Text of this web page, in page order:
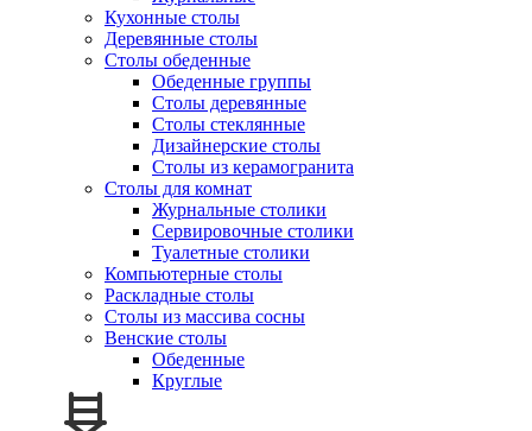
Кухонные столы
Деревянные столы
Столы обеденные
Обеденные группы
Столы деревянные
Столы стеклянные
Дизайнерские столы
Столы из керамогранита
Столы для комнат
Журнальные столики
Сервировочные столики
Туалетные столики
Компьютерные столы
Раскладные столы
Столы из массива сосны
Венские столы
Обеденные
Круглые